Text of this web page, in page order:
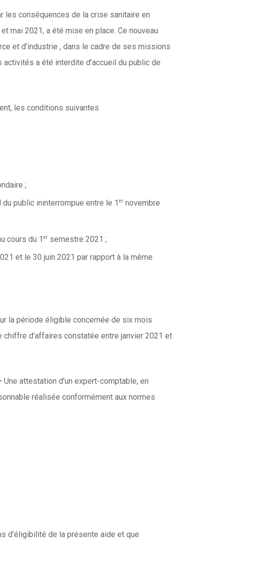
les conséquences de la crise sanitaire en
mai 2021, a été mise en place. Ce nouveau
et d’industrie , dans le cadre de ses missions
a été interdite d’accueil du public de
les conditions suivantes
;
du public ininterrompue entre le 1er novembre
cours du 1er semestre 2021 ;
et le 30 juin 2021 par rapport à la même
la période éligible concernée de six mois
chiffre d’affaires constatée entre janvier 2021 et
Une attestation d’un expert-comptable, en
réalisée conformément aux normes
d’éligibilité de la présente aide et que